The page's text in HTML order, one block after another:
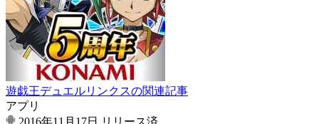
遊戯王デュエルリンクスの関連記事
アプリ
2016年11月17日
リリース済